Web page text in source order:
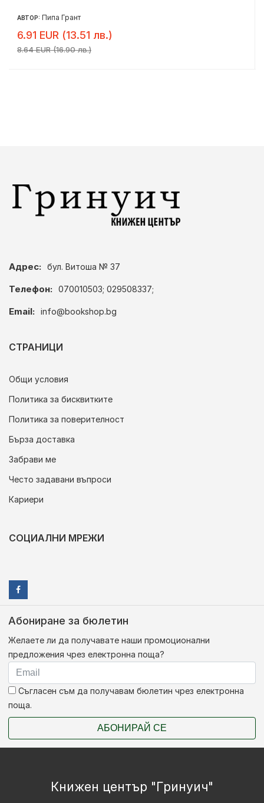
АВТОР: Пипа Грант
6.91 EUR (13.51 лв.)
8.64 EUR (16.90 лв.)
Адрес: бул. Витоша № 37
Телефон: 070010503; 029508337;
Email: info@bookshop.bg
СТРАНИЦИ
Общи условия
Политика за бисквитките
Политика за поверителност
Бърза доставка
Забрави ме
Често задавани въпроси
Кариери
СОЦИАЛНИ МРЕЖИ
Абониране за бюлетин
Желаете ли да получавате наши промоционални
предложения чрез електронна поща?
Съгласен съм да получавам бюлетин чрез електронна
поща.
АБОНИРАЙ СЕ
Книжен център "Гринуич"